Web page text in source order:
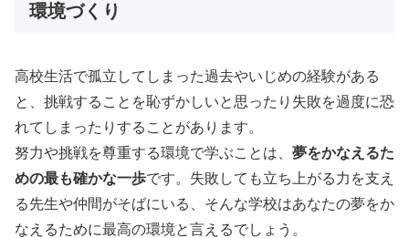
環境づくり
高校生活で孤立してしまった過去やいじめの経験がある
と、挑戦することを恥ずかしいと思ったり失敗を過度に恐
れてしまったりすることがあります。
努力や挑戦を尊重する環境で学ぶことは、 夢をかなえるた
めの最も確かな一歩です。 失敗しても立ち上がる力を支え
る先生や仲間がそばにいる、そんな学校はあなたの夢をか
なえるために最高の環境と言えるでしょう。